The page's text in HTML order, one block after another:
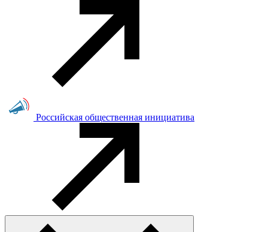
Российская общественная инициатива